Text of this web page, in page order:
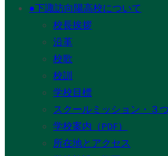
●下諏訪向陽高校について
校長挨拶
沿革
校歌
校訓
学校目標
スクールミッション・３
学校案内（PDF）
所在地とアクセス